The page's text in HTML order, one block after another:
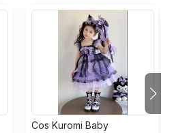
Cos Kuromi Baby